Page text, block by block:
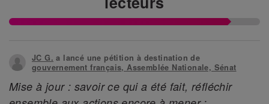
JC G. a lancé une pétition à destination de
gouvernement français, Assemblée Nationale, Sénat
Mise à jour : savoir ce qui a été fait, réfléchir